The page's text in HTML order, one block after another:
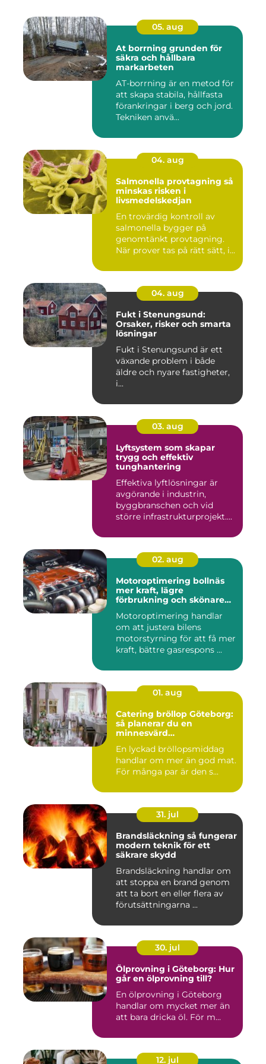
05. aug
At borrning grunden för
säkra och hållbara
markarbeten
AT-borrning är en metod för
att skapa stabila, hållfasta
förankringar i berg och jord.
Tekniken anvä...
04. aug
Salmonella provtagning så
minskas risken i
livsmedelskedjan
En trovärdig kontroll av
salmonella bygger på
genomtänkt provtagning.
När prover tas på rätt sätt, i...
04. aug
Fukt i Stenungsund:
Orsaker, risker och smarta
lösningar
Fukt i Stenungsund är ett
växande problem i både
äldre och nyare fastigheter,
i...
03. aug
Lyftsystem som skapar
trygg och effektiv
tunghantering
Effektiva lyftlösningar är
avgörande i industrin,
byggbranschen och vid
större infrastrukturprojekt....
02. aug
Motoroptimering bollnäs
mer kraft, lägre
förbrukning och skönare
Motoroptimering handlar
om att justera bilens
motorstyrning för att få mer
kraft, bättre gasrespons ...
01. aug
Catering bröllop Göteborg:
så planerar du en
minnesvärd
En lyckad bröllopsmiddag
handlar om mer än god mat.
För många par är den s...
31. jul
Brandsläckning så fungerar
modern teknik för ett
säkrare skydd
Brandsläckning handlar om
att stoppa en brand genom
att ta bort en eller flera av
förutsättningarna ...
30. jul
Ölprovning i Göteborg: Hur
går en ölprovning till?
En ölprovning i Göteborg
handlar om mycket mer än
att bara dricka öl. För m...
12. jul